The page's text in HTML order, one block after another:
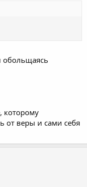
обольщаясь
которому
от веры и сами себя